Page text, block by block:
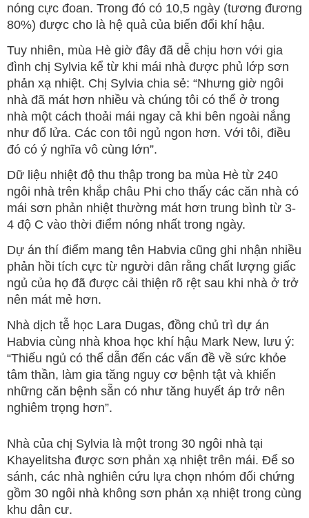
nóng cực đoan. Trong đó có 10,5 ngày (tương đương
80%) được cho là hệ quả của biến đổi khí hậu.
Tuy nhiên, mùa Hè giờ đây đã dễ chịu hơn với gia
đình chị Sylvia kể từ khi mái nhà được phủ lớp sơn
phản xạ nhiệt. Chị Sylvia chia sẻ: “Nhưng giờ ngôi
nhà đã mát hơn nhiều và chúng tôi có thể ở trong
nhà một cách thoải mái ngay cả khi bên ngoài nắng
như đổ lửa. Các con tôi ngủ ngon hơn. Với tôi, điều
đó có ý nghĩa vô cùng lớn”.
Dữ liệu nhiệt độ thu thập trong ba mùa Hè từ 240
ngôi nhà trên khắp châu Phi cho thấy các căn nhà có
mái sơn phản nhiệt thường mát hơn trung bình từ 3-
4 độ C vào thời điểm nóng nhất trong ngày.
Dự án thí điểm mang tên Habvia cũng ghi nhận nhiều
phản hồi tích cực từ người dân rằng chất lượng giấc
ngủ của họ đã được cải thiện rõ rệt sau khi nhà ở trở
nên mát mẻ hơn.
Nhà dịch tễ học Lara Dugas, đồng chủ trì dự án
Habvia cùng nhà khoa học khí hậu Mark New, lưu ý:
“Thiếu ngủ có thể dẫn đến các vấn đề về sức khỏe
tâm thần, làm gia tăng nguy cơ bệnh tật và khiến
những căn bệnh sẵn có như tăng huyết áp trở nên
nghiêm trọng hơn”.
Nhà của chị Sylvia là một trong 30 ngôi nhà tại
Khayelitsha được sơn phản xạ nhiệt trên mái. Để so
sánh, các nhà nghiên cứu lựa chọn nhóm đối chứng
gồm 30 ngôi nhà không sơn phản xạ nhiệt trong cùng
khu dân cư.